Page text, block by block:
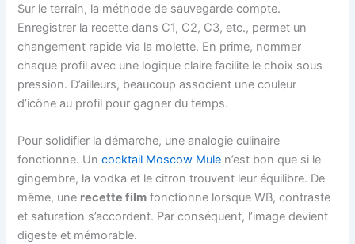
Sur le terrain, la méthode de sauvegarde compte.
Enregistrer la recette dans C1, C2, C3, etc., permet un
changement rapide via la molette. En prime, nommer
chaque profil avec une logique claire facilite le choix sous
pression. D’ailleurs, beaucoup associent une couleur
d’icône au profil pour gagner du temps.
Pour solidifier la démarche, une analogie culinaire
fonctionne. Uncocktail Moscow Mule n’est bon que si le
gingembre, la vodka et le citron trouvent leur équilibre. De
même, une recette film fonctionne lorsque WB, contraste
et saturation s’accordent. Par conséquent, l’image devient
digeste et mémorable.